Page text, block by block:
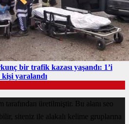
bir trafik kazası yaşandı: 1’i
yaralandı
tarafından üretilmiştir. Bu alanı seo
siteniz ile alakalı kelime gruplarına